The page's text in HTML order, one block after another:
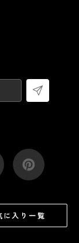
に入り一覧